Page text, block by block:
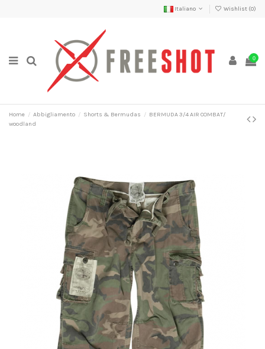
Italiano Wishlist (0)
0
Home Abbigliamento Shorts & Bermudas
BERMUDA 3/4 AIR COMBAT/
woodland